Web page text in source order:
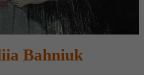
Bahniuk